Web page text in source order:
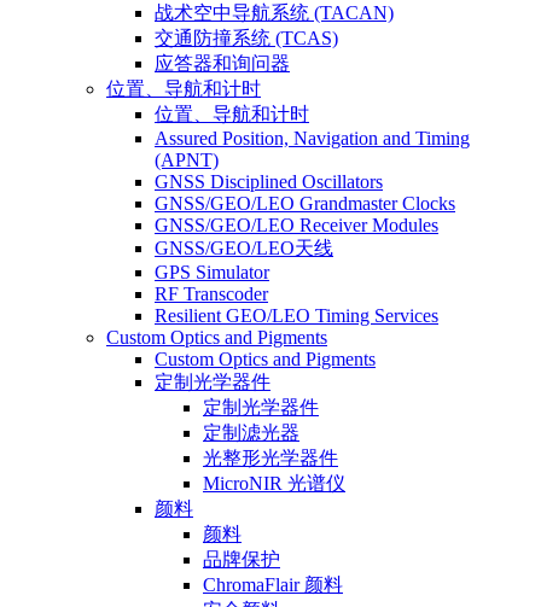
战术空中导航系统 (TACAN)
交通防撞系统 (TCAS)
应答器和询问器
位置、导航和计时
位置、导航和计时
Assured Position, Navigation and Timing
(APNT)
GNSS Disciplined Oscillators
GNSS/GEO/LEO Grandmaster Clocks
GNSS/GEO/LEO Receiver Modules
GNSS/GEO/LEO天线
GPS Simulator
RF Transcoder
Resilient GEO/LEO Timing Services
Custom Optics and Pigments
Custom Optics and Pigments
定制光学器件
定制光学器件
定制滤光器
光整形光学器件
MicroNIR 光谱仪
颜料
颜料
品牌保护
ChromaFlair 颜料